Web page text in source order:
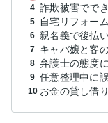
4
5 自宅リフォー
6 親名義で後払
7 キャバ嬢と客
8 弁護士の態度
9 任意整理中に
10 お金の貸し借